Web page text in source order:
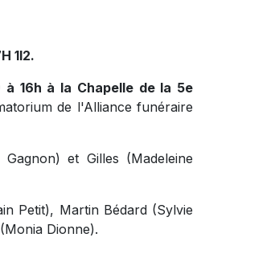
1l2.
16h à la Chapelle de la 5e
de l'Alliance funéraire
et Gilles (Madeleine
Petit), Martin Bédard (Sylvie
Dionne).